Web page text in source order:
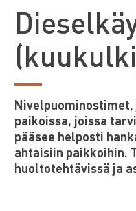
D
paikoissa, joissa
pääsee helposti
ahtaisiin paikkoihin.
huoltotehtävissä ja